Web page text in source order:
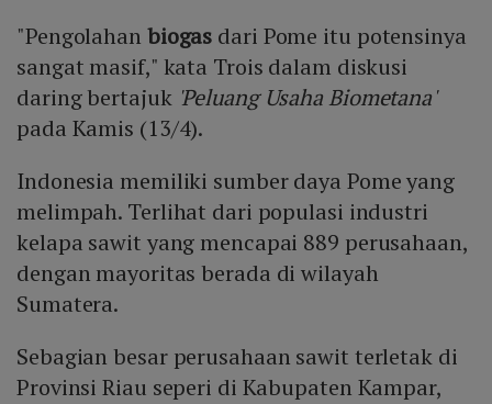
"Pengolahan biogas dari Pome itu potensinya
sangat masif," kata Trois dalam diskusi
daring bertajuk 'Peluang Usaha Biometana'
pada Kamis (13/4).
Indonesia memiliki sumber daya Pome yang
melimpah. Terlihat dari populasi industri
kelapa sawit yang mencapai 889 perusahaan,
dengan mayoritas berada di wilayah
Sumatera.
Sebagian besar perusahaan sawit terletak di
Provinsi Riau seperi di Kabupaten Kampar,